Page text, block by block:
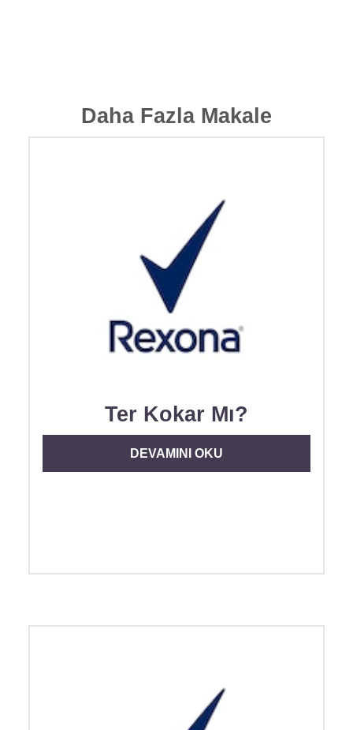
Daha Fazla Makale
Ter Kokar Mı?
DISCOVER MORE ABOUT TER
DEVAMINI OKU